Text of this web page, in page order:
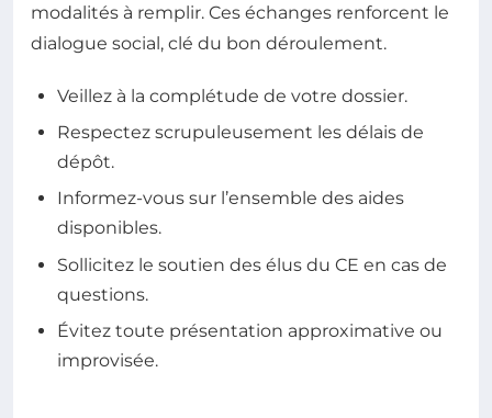
modalités à remplir. Ces échanges renforcent le
dialogue social, clé du bon déroulement.
Veillez à la complétude de votre dossier.
Respectez scrupuleusement les délais de
dépôt.
Informez-vous sur l’ensemble des aides
disponibles.
Sollicitez le soutien des élus du CE en cas de
questions.
Évitez toute présentation approximative ou
improvisée.